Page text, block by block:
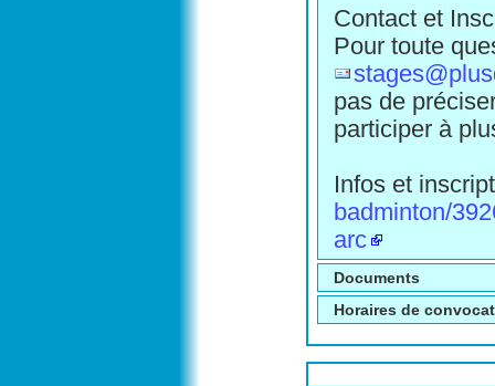
Contact et
Pour toute
pas de
participer à
Infos et
badminton/
arc
Documents
Horaires de